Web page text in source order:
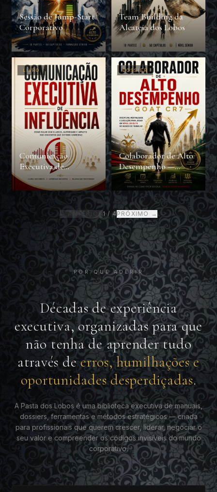
Sessão de Jump-Start
Corporativo
Team Building da
Alcateia dos Lobos
LIVRO
Comunicação
Executiva de
Influência
DOSSIER
Colaborador de Alto
Desempenho —
GOAT CR7
← ANTERIOR1 /4PRÓXIMO →
POR QUE ADERIR
Décadas de experiência
executiva, organizadas para que
não tenha de aprender tudo
através deerros, humilhações e
oportunidades desperdiçadas.
A Pasta dos Lobos é uma biblioteca executiva de manuais,
dossiers, ferramentas e métodos estratégicos — criada
para profissionais que querem crescer, liderar, negociar o
seu valor e compreender os códigos invisíveis do mundo
corporativo.